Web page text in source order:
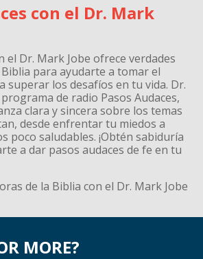
con el Dr. Mark
el Dr. Mark Jobe ofrece verdades
para ayudarte a tomar el
superar los desafíos en tu vida. Dr.
de radio Pasos Audaces,
clara y sincera sobre los temas
desde enfrentar tu miedos a
poco saludables. ¡Obtén sabiduría
a dar pasos audaces de fe en tu
de la Biblia con el Dr. Mark Jobe
MORE?